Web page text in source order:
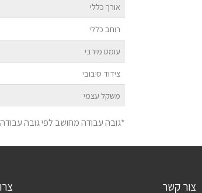
אורך כללי
רוחב כללי
עומס מירבי
צידוד סיבובי
משקל עצמי
*גובה עבודה מחושב לפי גובה עבודה
צור קשר